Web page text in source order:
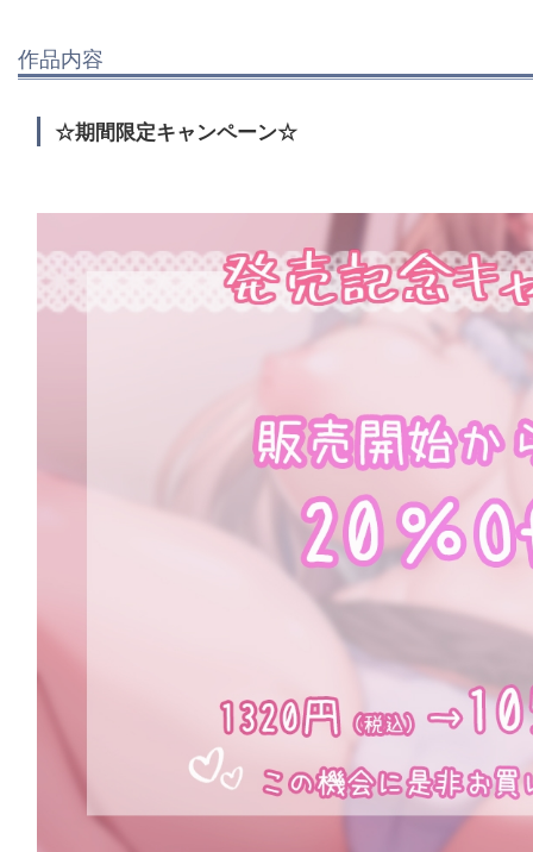
作品内容
☆期間限定キャンペーン☆